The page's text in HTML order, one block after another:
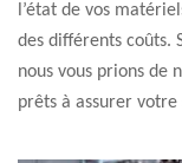
l’état de vos
des différents coûts.
nous vous prions de
prêts à assurer